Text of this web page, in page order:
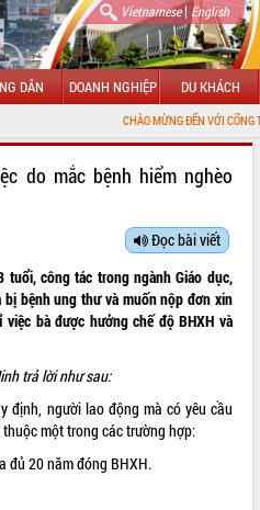
Vietnamese| English
DÂN DOANH NGHIỆP DU KHÁCH
CHÀO MỪNG ĐẾN VỚI CỔNG THÔNG TIN
do mắc bệnh hiểm nghèo
Đọc bài viết
tuổi, công tác trong ngành Giáo dục,
bị bệnh ung thư và muốn nộp đơn xin
bà được hưởng chế độ BHXH và
trả lời như sau:
định, người lao động mà có yêu cầu
một trong các trường hợp:
đủ 20 năm đóng BHXH.